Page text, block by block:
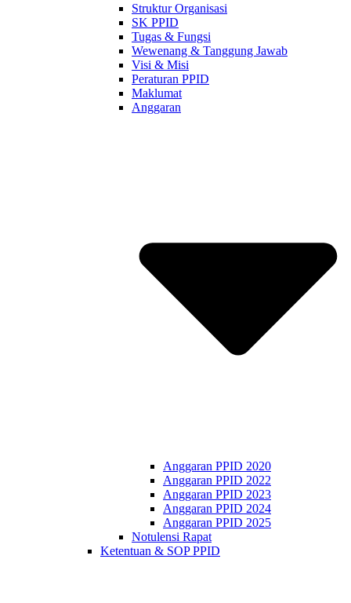
Struktur Organisasi
SK PPID
Tugas & Fungsi
Wewenang & Tanggung Jawab
Visi & Misi
Peraturan PPID
Maklumat
Anggaran
Anggaran PPID 2020
Anggaran PPID 2022
Anggaran PPID 2023
Anggaran PPID 2024
Anggaran PPID 2025
Notulensi Rapat
Ketentuan & SOP PPID